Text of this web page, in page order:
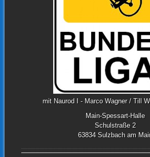
mit Naurod I - Marco Wagner / Till
Main-Spessart-Halle
Schulstraße 2
63834 Sulzbach am